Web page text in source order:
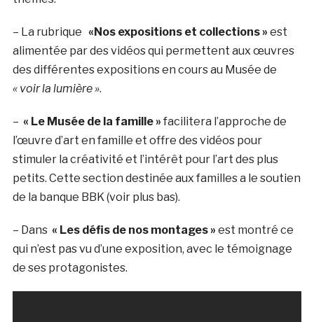
– La rubrique «Nos expositions et collections » est
alimentée par des vidéos qui permettent aux œuvres
des différentes expositions en cours au Musée de
« voir la lumière ».
– « Le Musée de la famille » facilitera l’approche de
l’œuvre d’art en famille et offre des vidéos pour
stimuler la créativité et l’intérêt pour l’art des plus
petits. Cette section destinée aux familles a le soutien
de la banque BBK (voir plus bas).
– Dans « Les défis de nos montages » est montré ce
qui n’est pas vu d’une exposition, avec le témoignage
de ses protagonistes.